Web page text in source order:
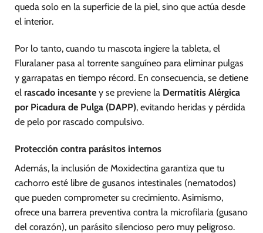
queda solo en la superficie de la piel, sino que actúa desde
el interior.
Por lo tanto, cuando tu mascota ingiere la tableta, el
Fluralaner pasa al torrente sanguíneo para eliminar pulgas
y garrapatas en tiempo récord. En consecuencia, se detiene
el rascado incesante y se previene la Dermatitis Alérgica
por Picadura de Pulga (DAPP), evitando heridas y pérdida
de pelo por rascado compulsivo.
Protección contra parásitos internos
Además, la inclusión de Moxidectina garantiza que tu
cachorro esté libre de gusanos intestinales (nematodos)
que pueden comprometer su crecimiento. Asimismo,
ofrece una barrera preventiva contra la microfilaria (gusano
del corazón), un parásito silencioso pero muy peligroso.